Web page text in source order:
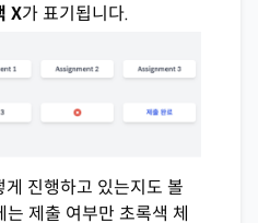
X가 표기됩니다.
진행하고 있는지도 볼
제출 여부만 초록색 체